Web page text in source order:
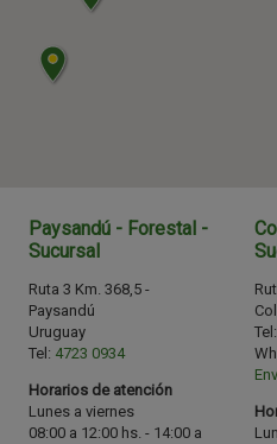
Paysandú - Forestal -
Sucursal
Ruta 3 Km. 368,5 -
Paysandú
Uruguay
Tel: 4723 0934
Horarios de atención
Lunes a viernes
08:00 a 12:00 hs. - 14:00 a
Tel: